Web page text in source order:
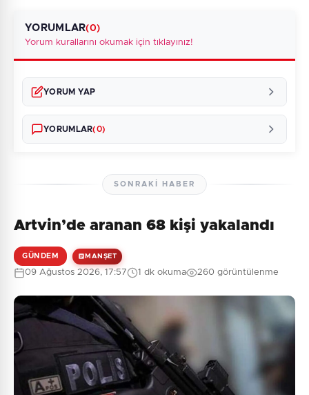
YORUMLAR(0)
Yorum kurallarını okumak için tıklayınız!
YORUM YAP
0/2000
Güvenlik Sorusu:
3 + 7 = ?
YORUMLAR(0)
Henüz yorum yapılmamış. İlk yorumu siz yapın!
SONRAKI HABER
Artvin’de aranan 68 kişi yakalandı
GÜNDEM MANŞET
09 Ağustos 2026, 17:57 1 dk okuma 260 görüntülenme